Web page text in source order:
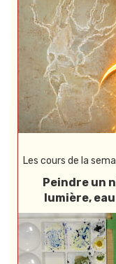
Les cours de la
Peindre un
lumière,